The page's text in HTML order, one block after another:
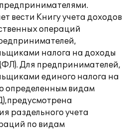
вести Книгу учета доходов
операций
налога на доходы
Для предпринимателей,
единого налога на
определенным видам
раздельного учета
по видам